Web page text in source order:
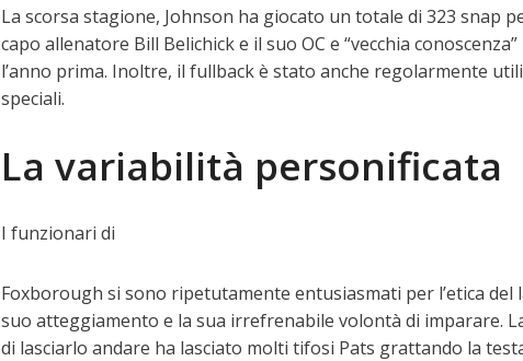
La scorsa stagione, Johnson ha giocato un totale di 323 snap
capo allenatore Bill Belichick e il suo OC e “vecchia
l’anno prima. Inoltre, il fullback è stato anche regolarmente
speciali.
La variabilità personificata
I funzionari di
Foxborough si sono ripetutamente entusiasmati per l’etica del
suo atteggiamento e la sua irrefrenabile volontà di imparare.
di lasciarlo andare ha lasciato molti tifosi Pats grattando la